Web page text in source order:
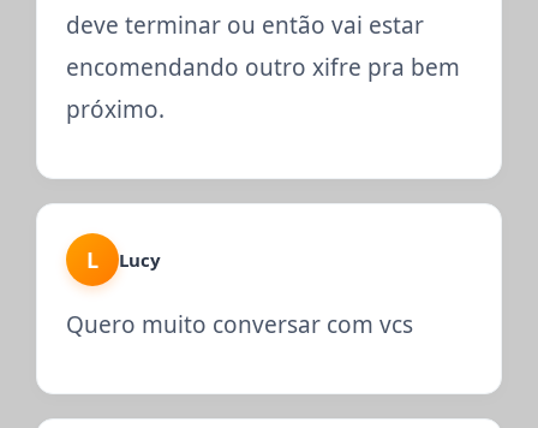
deve terminar ou então vai estar
encomendando outro xifre pra bem
próximo.
L Lucy
Quero muito conversar com vcs